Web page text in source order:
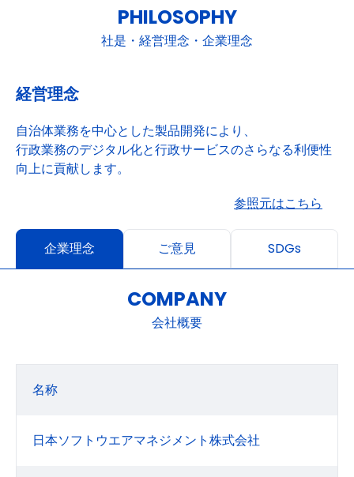
PHILOSOPHY
社是・経営理念・企業理念
経営理念
自治体業務を中心とした製品開発により、
行政業務のデジタル化と行政サービスのさらなる利便性
向上に貢献します。
参照元はこちら
企業理念 ご意見 SDGs
COMPANY
会社概要
名称
日本ソフトウエアマネジメント株式会社